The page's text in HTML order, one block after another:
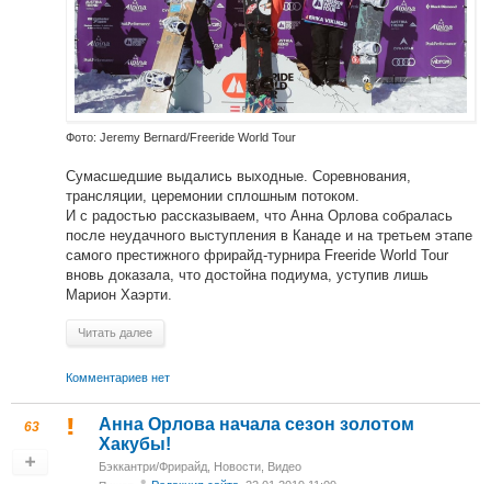
Фото: Jeremy Bernard/Freeride World Tour
Сумасшедшие выдались выходные. Соревнования,
трансляции, церемонии сплошным потоком.
И с радостью рассказываем, что Анна Орлова собралась
после неудачного выступления в Канаде и на третьем этапе
самого престижного фрирайд-турнира Freeride World Tour
вновь доказала, что достойна подиума, уступив лишь
Марион Хаэрти.
Читать далее
Комментариев нет
63
Анна Орлова начала сезон золотом
Хакубы!
Бэккантри/Фрирайд Новости Видео